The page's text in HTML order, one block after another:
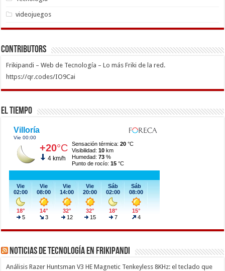
videojuegos
Contributors
Frikipandi – Web de Tecnología – Lo más Friki de la red.
https://qr.codes/IO9Cai
El Tiempo
Noticias de Tecnología en Frikipandi
Análisis Razer Huntsman V3 HE Magnetic Tenkeyless 8KHz: el teclado que